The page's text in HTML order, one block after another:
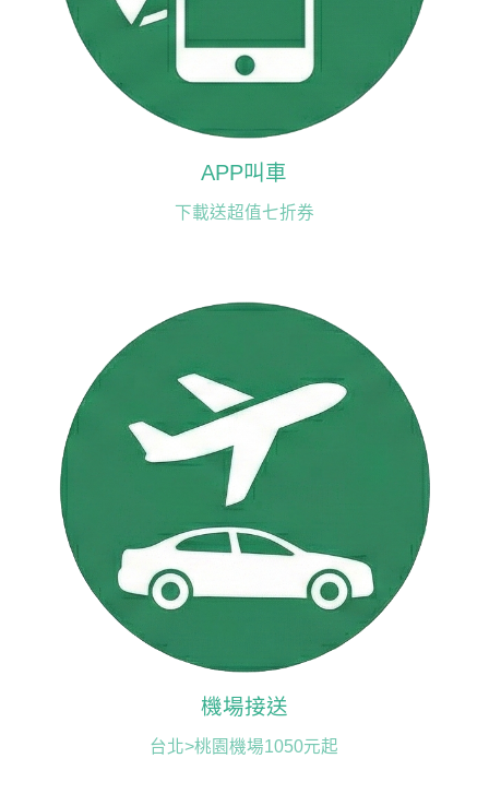
APP叫車
下載送超值七折券
機場接送
台北>桃園機場1050元起